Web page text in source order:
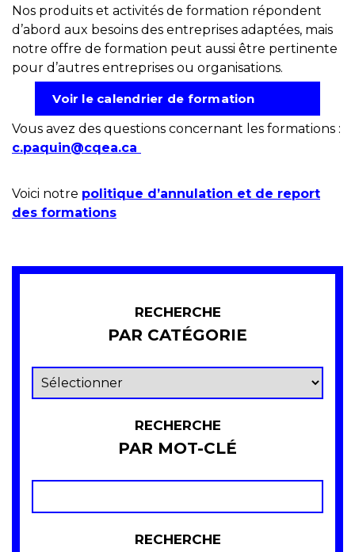
Nos produits et activités de formation répondent
d’abord aux besoins des entreprises adaptées, mais
notre offre de formation peut aussi être pertinente
pour d’autres entreprises ou organisations.
Voir le calendrier de formation
Vous avez des questions concernant les formations :
c.paquin@cqea.ca
Voici notre politique d’annulation et de report
des formations
RECHERCHE
PAR CATÉGORIE
RECHERCHE
PAR MOT-CLÉ
RECHERCHE